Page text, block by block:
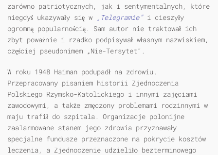
zarówno patriotycznych, jak i sentymentalnych, które
niegdyś ukazywały się w „Telegramie”i cieszyły
ogromną popularnością. Sam autor nie traktował ich
zbyt poważnie i rzadko podpisywał własnym nazwiskiem,
częściej pseudonimem „Nie-Tersytet”.
W roku 1948 Haiman podupadł na zdrowiu.
Przepracowany pisaniem historii Zjednoczenia
Polskiego Rzymsko-Katolickiego i innymi zajęciami
zawodowymi, a także zmęczony problemami rodzinnymi w
maju trafił do szpitala. Organizacje polonijne
zaalarmowane stanem jego zdrowia przyznawały
specjalne fundusze przeznaczone na pokrycie kosztów
leczenia, a Zjednoczenie udzieliło bezterminowego